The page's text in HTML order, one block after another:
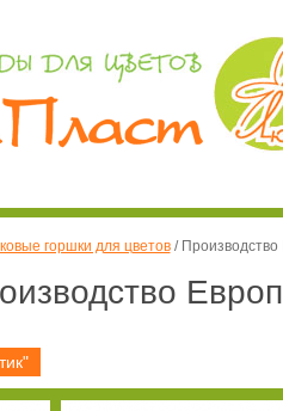
горшки для цветов/ Производство